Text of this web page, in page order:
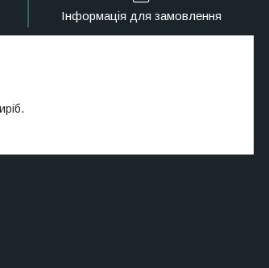
Інформація для замовлення